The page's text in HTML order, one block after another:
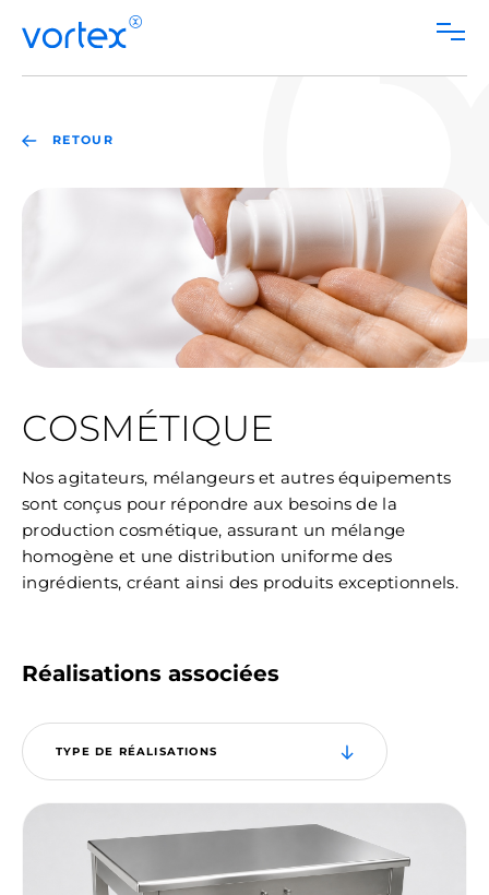
contentRETOUR
COSMÉTIQUE
Nos agitateurs, mélangeurs et autres équipements
sont conçus pour répondre aux besoins de la
production cosmétique, assurant un mélange
homogène et une distribution uniforme des
ingrédients, créant ainsi des produits exceptionnels.
Réalisations associées